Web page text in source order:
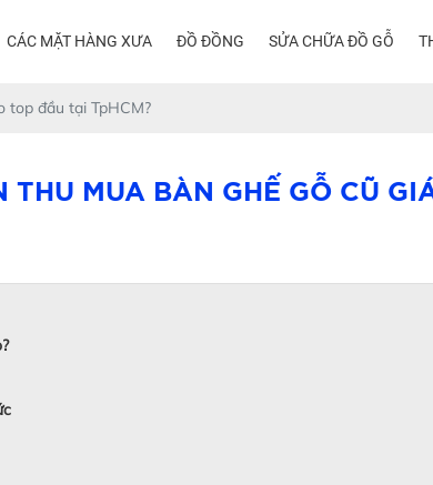
CÁC MẶT HÀNG XƯA ĐỒ ĐỒNG SỬA CHỮA ĐỒ GỖ
top đầu tại TpHCM?
THU MUA BÀN GHẾ GỖ CŨ